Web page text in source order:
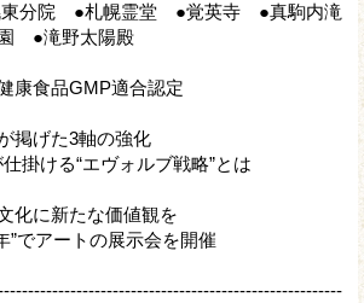
分院 ●札幌霊堂 ●覚英寺 ●真駒内滝
●滝野太陽殿
康食品GMP適合認定
掲げた3軸の強化
掛ける“エヴォルブ戦略”とは
化に新たな価値観を
”でアートの展示会を開催